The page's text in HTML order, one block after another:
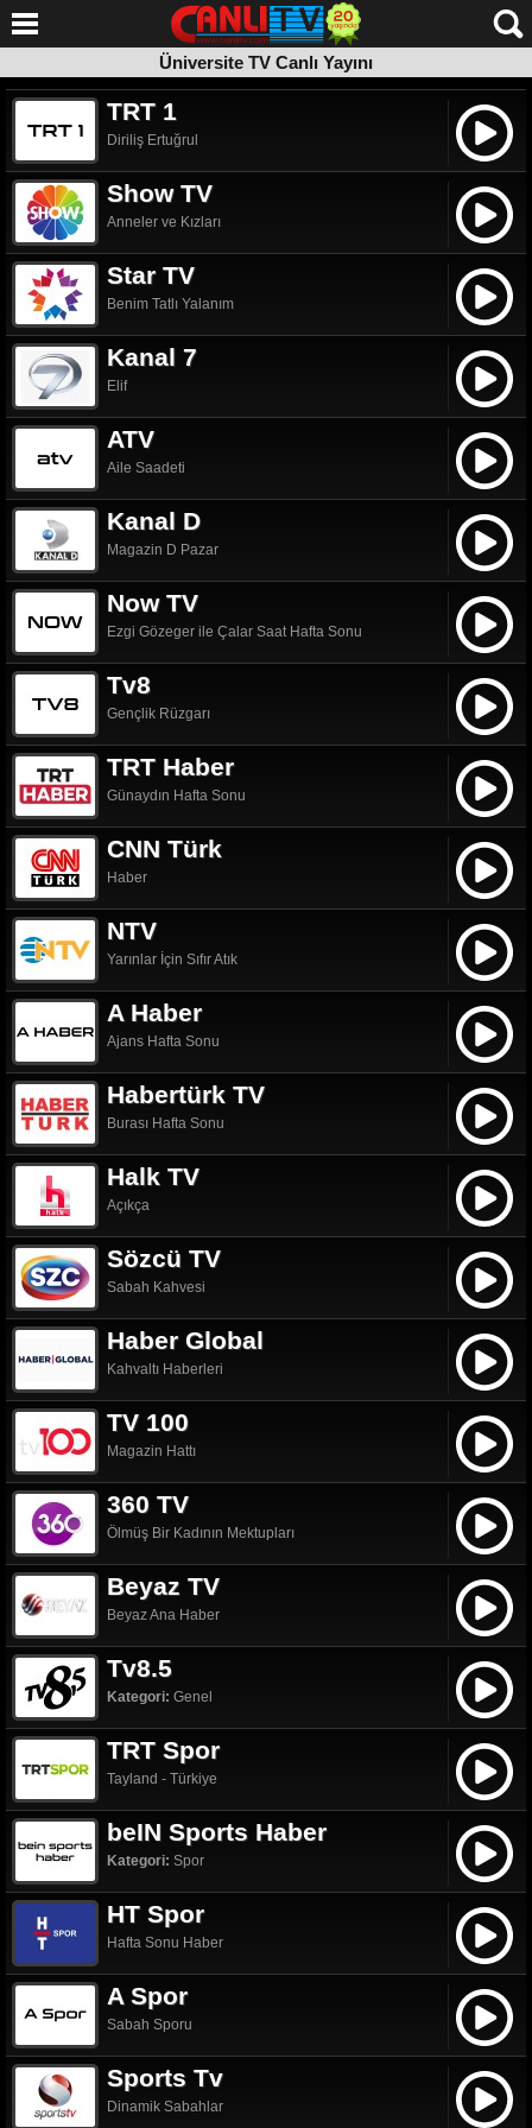
Üniversite TV Canlı Yayını
telif sahibinin talebi üzerine web sitemizden kaldırılmıştır.
Kanalın canlı yayınına yönlendirilmek için tıklayın.
Üniversite TV Canlı Yayını
TRT 1
Diriliş Ertuğrul
Show TV
Anneler ve Kızları
Star TV
Benim Tatlı Yalanım
Kanal 7
Elif
ATV
Aile Saadeti
Kanal D
Magazin D Pazar
Now TV
Ezgi Gözeger ile Çalar Saat Hafta Sonu
Tv8
Gençlik Rüzgarı
TRT Haber
Günaydın Hafta Sonu
CNN Türk
Haber
NTV
Yarınlar İçin Sıfır Atık
A Haber
Ajans Hafta Sonu
Habertürk TV
Burası Hafta Sonu
Halk TV
Açıkça
Sözcü TV
Sabah Kahvesi
Haber Global
Kahvaltı Haberleri
TV 100
Magazin Hattı
360 TV
Ölmüş Bir Kadının Mektupları
Beyaz TV
Beyaz Ana Haber
Tv8.5
Kategori: Genel
TRT Spor
Tayland - Türkiye
beIN Sports Haber
Kategori: Spor
HT Spor
Hafta Sonu Haber
A Spor
Sabah Sporu
Sports Tv
Dinamik Sabahlar